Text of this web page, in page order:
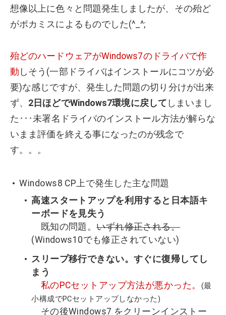
想像以上に色々と問題発生しましたが、その殆ど
がポカミスによるものでした(^_^;
殆どのハードウェアがWindows7のドライバで作
動 しそう(一部ドライバはインストールにコツが必
要)な感じですが、発生した問題の切り分けが出来
ず、 2日ほどでWindows7環境に戻して しまいまし
た･･･未署名ドライバのインストール方法が解らな
いまま評価を終える事になったのが残念で
す。。。
Windows8 CP上で発生した主な問題
高速スタートアップを利用すると日本語キ
ーボードを見失う
既知の問題。いずれ修正される。
(Windows10でも修正されていない)
スリープ移行できない。すぐに復帰してし
まう
私のPCセットアップ方法が悪かった。 (最
小構成でPCセットアップしなかった)
その後Windows7 をクリーンインストー